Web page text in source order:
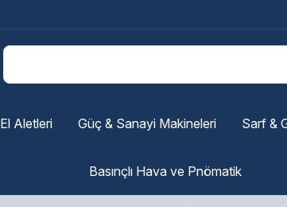
El Aletleri Güç & Sanayi Makineleri Sarf &
Basınçlı Hava ve Pnömatik